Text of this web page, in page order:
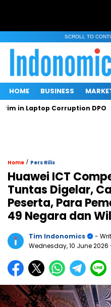
SCROLL TO
HOME BUSINESS
Laptop Corruption DPO
Home / Pers Rilis
Huawei ICT
Tuntas Digelar,
Peserta, Para
49 Negara dan
Tim Indonomics
-
Wednesday, 10 June 2026